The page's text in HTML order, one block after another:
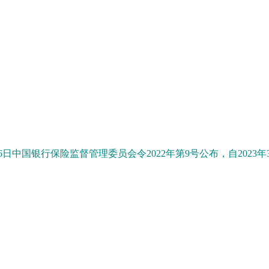
日中国银行保险监督管理委员会令2022年第9号公布，自2023